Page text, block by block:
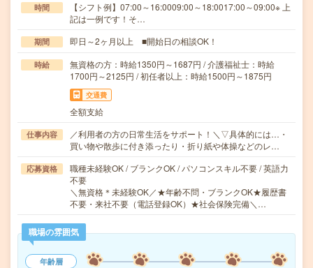
時間
【シフト例】07:00～16:0009:00～18:0017:00～09:00※ 上
記は一例です！そ…
期間 即日～2ヶ月以上 ■開始日の相談OK！
時給
無資格の方：時給1350円～1687円 / 介護福祉士：時給
1700円～2125円 / 初任者以上：時給1500円～1875円
交通費
全額支給
仕事内容
／利用者の方の日常生活をサポート！＼▽具体的には…・
買い物や散歩に付き添ったり・折り紙や体操などのレ…
応募資格
職種未経験OK / ブランクOK / パソコンスキル不要 / 英語力
不要
＼無資格＊未経験OK／★年齢不問・ブランクOK★履歴書
不要・来社不要（電話登録OK）★社会保険完備＼…
職場の雰囲気
年齢層